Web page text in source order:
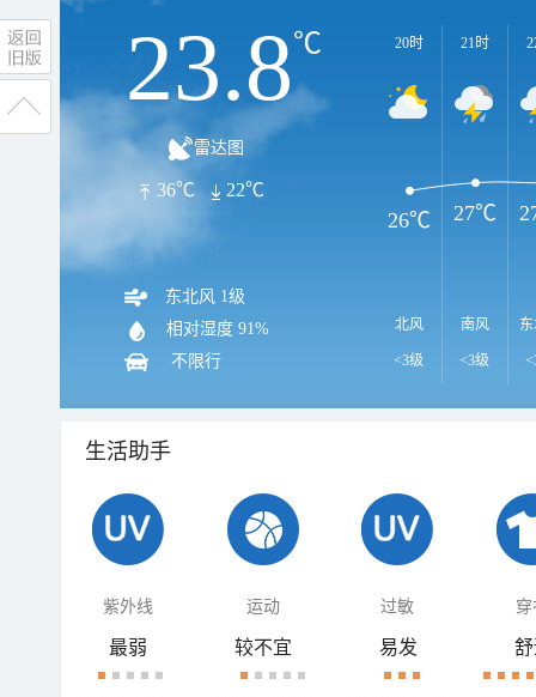
23.8℃
雷达图
36℃ 22℃
东北风 1级
相对湿度 91%
不限行
20时
北风
<3级
21时
南风
<3级
26℃ 27℃
生活助手
紫外线 运动 过敏 穿
最弱 较不宜 易发